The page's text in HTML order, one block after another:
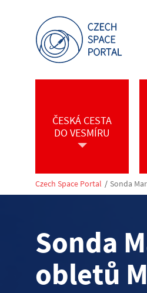
ČESKÁ CESTA
DO VESMÍRU
Czech Space Portal / Sonda
Sonda
obletů